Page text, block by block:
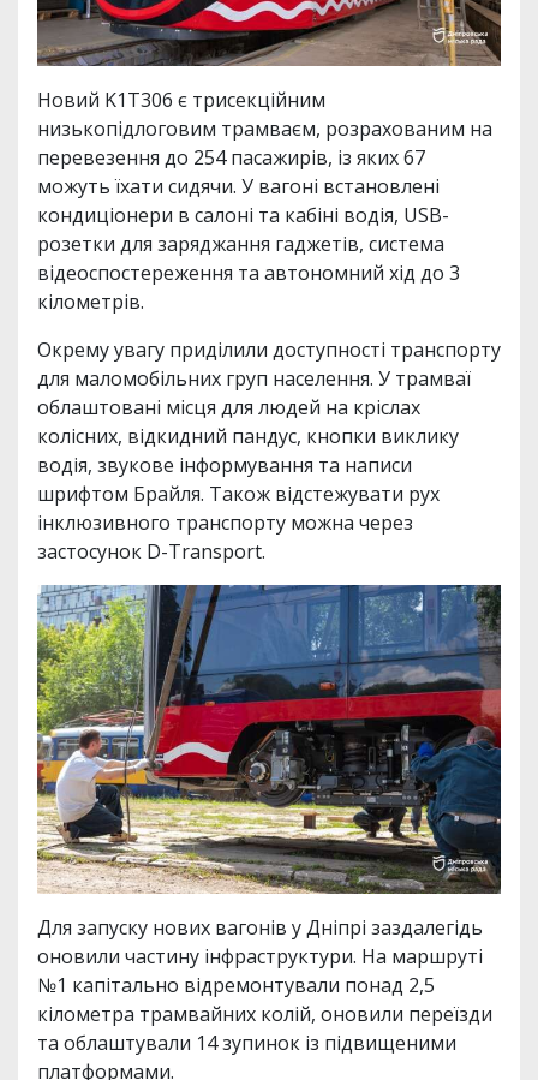
Новий K1T306 є трисекційним
низькопідлоговим трамваєм, розрахованим на
перевезення до 254 пасажирів, із яких 67
можуть їхати сидячи. У вагоні встановлені
кондиціонери в салоні та кабіні водія, USB-
розетки для заряджання гаджетів, система
відеоспостереження та автономний хід до 3
кілометрів.
Окрему увагу приділили доступності транспорту
для маломобільних груп населення. У трамваї
облаштовані місця для людей на кріслах
колісних, відкидний пандус, кнопки виклику
водія, звукове інформування та написи
шрифтом Брайля. Також відстежувати рух
інклюзивного транспорту можна через
застосунок D-Transport.
Для запуску нових вагонів у Дніпрі заздалегідь
оновили частину інфраструктури. На маршруті
№1 капітально відремонтували понад 2,5
кілометра трамвайних колій, оновили переїзди
та облаштували 14 зупинок із підвищеними
платформами.